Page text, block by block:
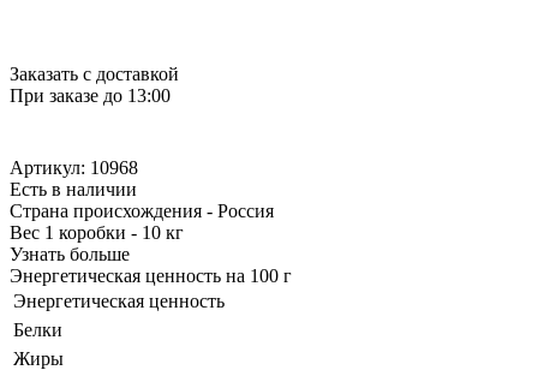
Заказать с доставкой
При заказе до 13:00
Артикул: 10968
Есть в наличии
Страна происхождения - Россия
Вес 1 коробки - 10 кг
Узнать больше
Энергетическая ценность на 100 г
Энергетическая ценность
Белки
Жиры